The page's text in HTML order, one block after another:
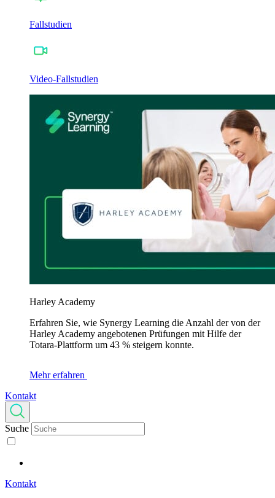
Fallstudien
Video-Fallstudien
Harley Academy
Erfahren Sie, wie Synergy Learning die Anzahl der von der
Harley Academy angebotenen Prüfungen mit Hilfe der
Totara-Plattform um 43 % steigern konnte.
Mehr erfahren
Kontakt
Suche
Kontakt